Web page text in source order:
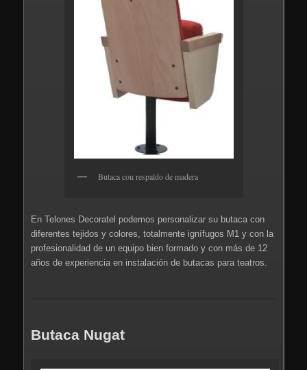
Butaca con respaldo de madera
En Telones Decoratel podemos personalizar su butaca con
diferentes tejidos y colores, totalmente ignífugos M1 y con la
profesionalidad de un equipo bien formado y con más de 12
años de experiencia en instalación de butacas para teatros.
Butaca Nugat